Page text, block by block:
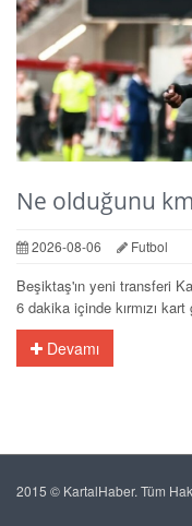
Ne olduğunu
2026-08-06 Futbol
Beşiktaş'ın yeni transferi
6 dakika içinde kırmızı kart
Devamı
2015 © KartalHaber. Tüm